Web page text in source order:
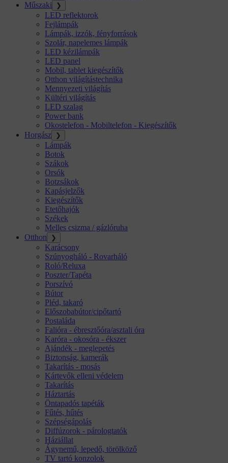
Műszaki
❯
LED reflektorok
Fejlámpák
Lámpák, izzók, fényforrások
Szolár, napelemes lámpák
LED kézilámpák
LED panel
Mobil, tablet kiegészítők
Otthon világítástechnika
Mennyezeti világítás
Kültéri világítás
LED szalag
Power bank
Okostelefon - Mobiltelefon - Kiegészítők
Horgász
❯
Lámpák
Botok
Szákok
Orsók
Botzsákok
Kapásjelzők
Kiegészítők
Etetőhajók
Székek
Melles csizma / gázlóruha
Otthon
❯
Karácsony
Szúnyogháló - Rovarháló
Roló/Reluxa
Poszter/Tapéta
Porszívó
Bútor
Pléd, takaró
Előszobabútor/cipőtartó
Postaláda
Falióra - ébresztőóra/asztali óra
Karóra - okosóra - ékszer
Ajándék - meglepetés
Biztonság, kamerák
Takarítás - mosás
Kártevők elleni védelem
Takarítás
Háztartás
Öntapadós tapéták
Fűtés, hűtés
Szépségápolás
Diffúzorok - párologtatók
Háziállat
Ágynemű, lepedő, törölköző
TV tartó konzolok